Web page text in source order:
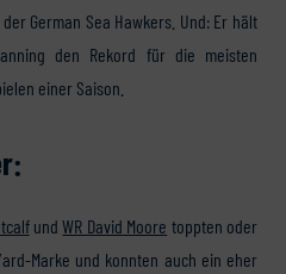
German Sea Hawkers. Und: Er hält
den Rekord für die meisten
einer Saison.
undWR David Moore toppten oder
Marke und konnten auch ein eher